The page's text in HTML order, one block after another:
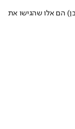
הם אלו שהגישו את